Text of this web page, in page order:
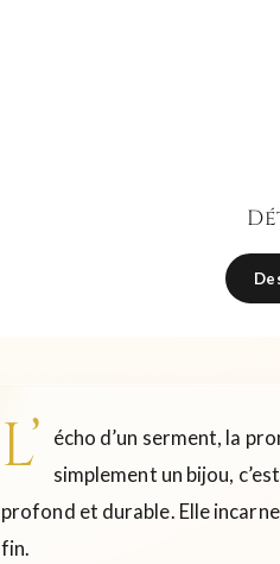
L’
écho d’un serment, la
simplement un bijou,
profond et durable. Elle
fin.